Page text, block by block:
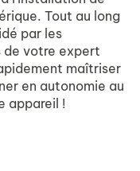
Tout au long
par les
de votre expert
maîtriser
en autonomie au
appareil !